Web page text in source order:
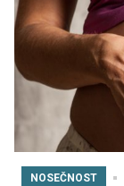
NOSEČNOST